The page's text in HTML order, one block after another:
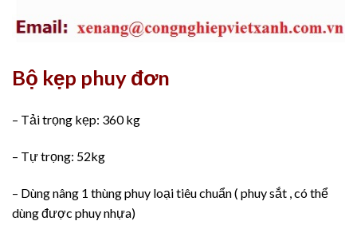
Bộ kẹp phuy đơn
– Tải trọng kẹp: 360 kg
– Tự trọng: 52kg
– Dùng nâng 1 thùng phuy loại tiêu chuẩn ( phuy sắt , có thể
dùng được phuy nhựa)